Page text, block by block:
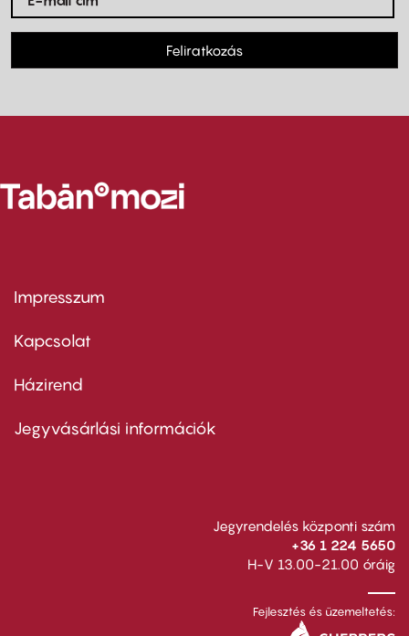
Feliratkozás
Footer
first
Impresszum
Kapcsolat
Footer
second
Házirend
Jegyvásárlási információk
Jegyrendelés központi szám
+36 1 224 5650
H-V 13.00-21.00 óráig
Fejlesztés és üzemeltetés: